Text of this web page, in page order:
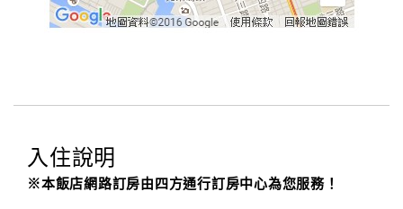
入住說明
※本飯店網路訂房由四方通行訂房中心為您服務！